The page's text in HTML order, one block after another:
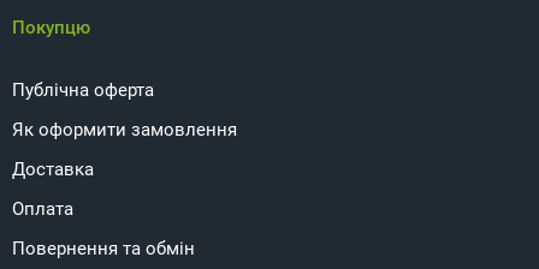
Покупцю
Публічна оферта
Як оформити замовлення
Доставка
Оплата
Повернення та обмін